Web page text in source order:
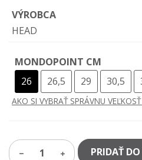
VÝROBCA
HEAD
MONDOPOINT CM
26
26,5 29 30,5
AKO SI VYBRAŤ SPRÁVNU
1 PRIDAŤ